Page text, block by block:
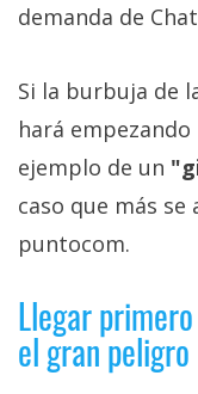
demanda de
Si la burbuja de
hará
ejemplo de un
caso que más se
puntocom.
Llegar
el gran peligro